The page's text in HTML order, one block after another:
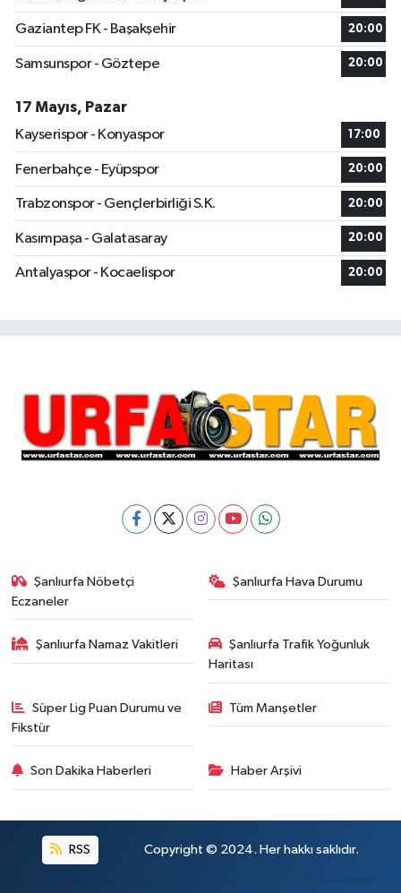
Gaziantep FK - Başakşehir 20:00
Samsunspor - Göztepe 20:00
17 Mayıs, Pazar
Kayserispor - Konyaspor
17:00
Fenerbahçe - Eyüpspor 20:00
Trabzonspor - Gençlerbirliği S.K. 20:00
Kasımpaşa - Galatasaray 20:00
Antalyaspor - Kocaelispor 20:00
Şanlıurfa Nöbetçi
Eczaneler
Şanlıurfa Hava Durumu
Şanlıurfa Namaz Vakitleri
Şanlıurfa Trafik Yoğunluk
Haritası
Süper Lig Puan Durumu ve
Fikstür
Tüm Manşetler
Son Dakika Haberleri Haber Arşivi
RSS Copyright © 2024. Her hakkı saklıdır.